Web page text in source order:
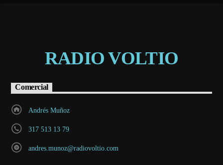
RADIO VOLTIO
Comercial
Andrés Muñoz
317 513 13 79
andres.munoz@radiovoltio.com